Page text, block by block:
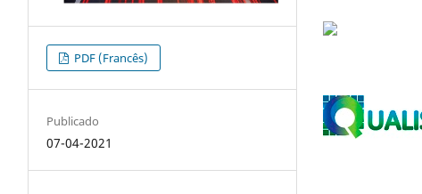
PDF (Francês)
Publicado
07-04-2021